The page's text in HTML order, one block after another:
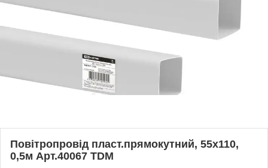
Повітропровід пласт.прямокутний, 55х110,
0,5м Арт.40067 TDM